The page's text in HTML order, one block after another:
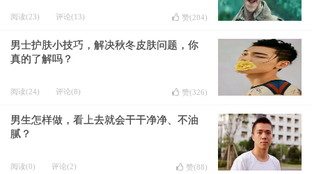
阅读(23) 评论(13) 赞(204)
男士护肤小技巧，解决秋冬皮肤问题，你
真的了解吗？
阅读(24) 评论(8) 赞(326)
男生怎样做，看上去就会干干净净、不油
腻？
阅读(0) 评论(2) 赞(88)